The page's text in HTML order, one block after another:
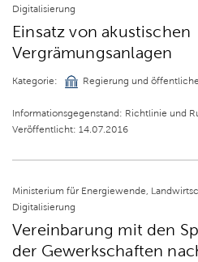
Digitalisierung
Einsatz von akustischen
Vergrämungsanlagen
Kategorie: Regierung und
Informationsgegenstand: Richtlinie und
Veröffentlicht: 14.07.2016
Ministerium für Energiewende,
Digitalisierung
Vereinbarung mit den
der Gewerkschaften